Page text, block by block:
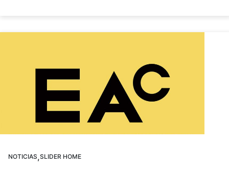
NOTICIAS,SLIDER HOME